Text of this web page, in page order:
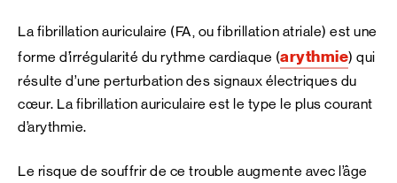
La fibrillation auriculaire (FA, ou fibrillation atriale) est une
forme d’irrégularité du rythme cardiaque (arythmie) qui
résulte d’une perturbation des signaux électriques du
cœur. La fibrillation auriculaire est le type le plus courant
d’arythmie.
Le risque de souffrir de ce trouble augmente avec l’âge